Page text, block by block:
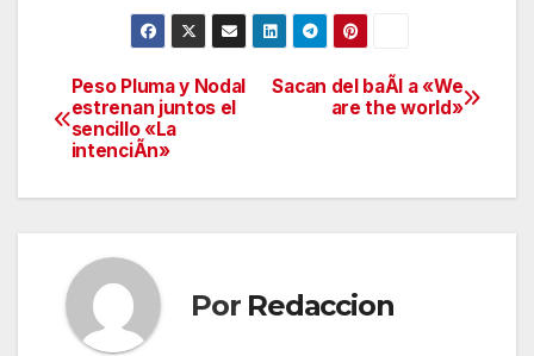
Navegación
de
entradas
Sacan del baÃl a «We
are the world»
Peso Pluma y Nodal
estrenan juntos el
sencillo «La
intenciÃn»
Por Redaccion